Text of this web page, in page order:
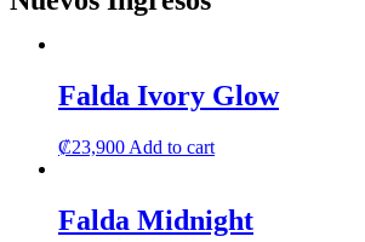
Falda Ivory Glow
₡23,900 Add to cart
Falda Midnight